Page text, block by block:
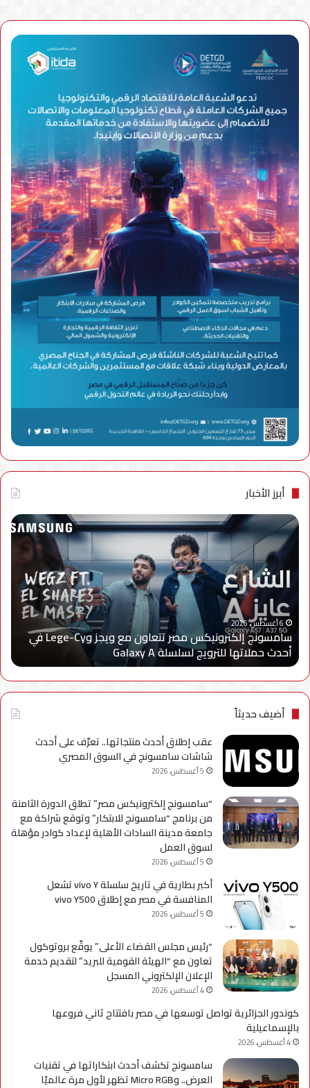
أبرز الأخبار
سامسونج
إلكترونيكس
مصر
تتعاون
وLege-
Cy
في
أحدث
حملاتها
للترويج
لسلسلة
Galaxy
A
6 أغسطس، 2026
سامسونج إلكترونيكس مصر تتعاون مع ويجز وLege-Cy في
أحدث حملاتها للترويج لسلسلة Galaxy A
My
أضيف حديثاً
عقب إطلاق أحدث منتجاتها.. تعرّف على أحدث
شاشات سامسونج في السوق المصري
5 أغسطس، 2026
“سامسونج إلكترونيكس مصر” تطلق الدورة الثامنة
من برنامج “سامسونج للابتكار” وتوقع شراكة مع
جامعة مدينة السادات الأهلية لإعداد كوادر مؤهلة
لسوق العمل
5 أغسطس، 2026
أكبر بطارية في تاريخ سلسلة vivo Y تشعل
المنافسة في مصر مع إطلاق vivo Y500
5 أغسطس، 2026
“رئيس مجلس القضاء الأعلى” يوقّع بروتوكول
تعاون مع “الهيئة القومية للبريد” لتقديم خدمة
الإعلان الإلكتروني المسجل
4 أغسطس، 2026
كوندور الجزائرية تواصل توسعها في مصر بافتتاح ثاني فروعها
بالإسماعيلية
4 أغسطس، 2026
سامسونج تكشف أحدث ابتكاراتها في تقنيات
العرض.. وMicro RGB تظهر لأول مرة عالميًا